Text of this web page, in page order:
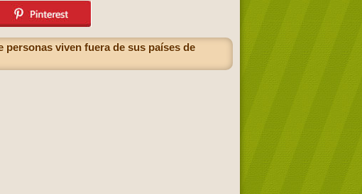
personas viven fuera de sus países de